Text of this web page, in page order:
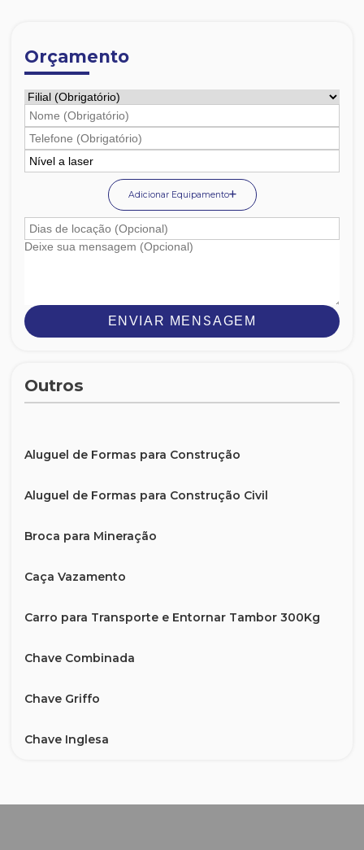
Orçamento
Adicionar Equipamento
ENVIAR MENSAGEM
Outros
Aluguel de Formas para Construção
Aluguel de Formas para Construção Civil
Broca para Mineração
Caça Vazamento
Carro para Transporte e Entornar Tambor 300Kg
Chave Combinada
Chave Griffo
Chave Inglesa